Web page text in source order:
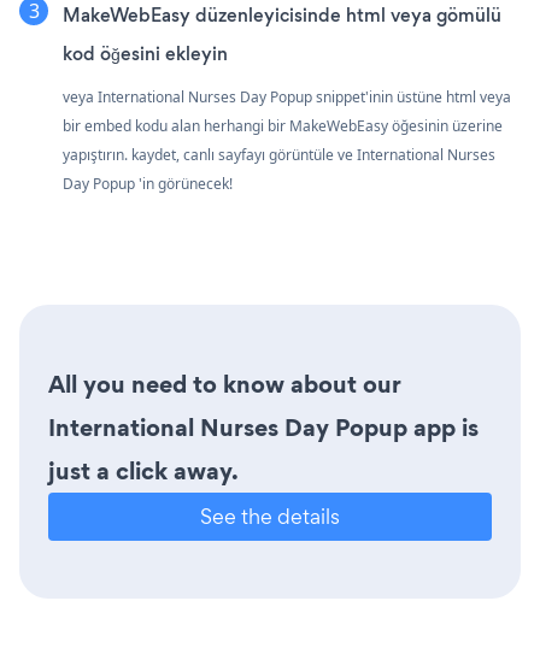
MakeWebEasy düzenleyicisinde html veya gömülü
kod öğesini ekleyin
veya International Nurses Day Popup snippet'inin üstüne html veya
bir embed kodu alan herhangi bir MakeWebEasy öğesinin üzerine
yapıştırın. kaydet, canlı sayfayı görüntüle ve International Nurses
Day Popup 'in görünecek!
All you need to know about our
International Nurses Day Popup app is
just a click away.
See the details